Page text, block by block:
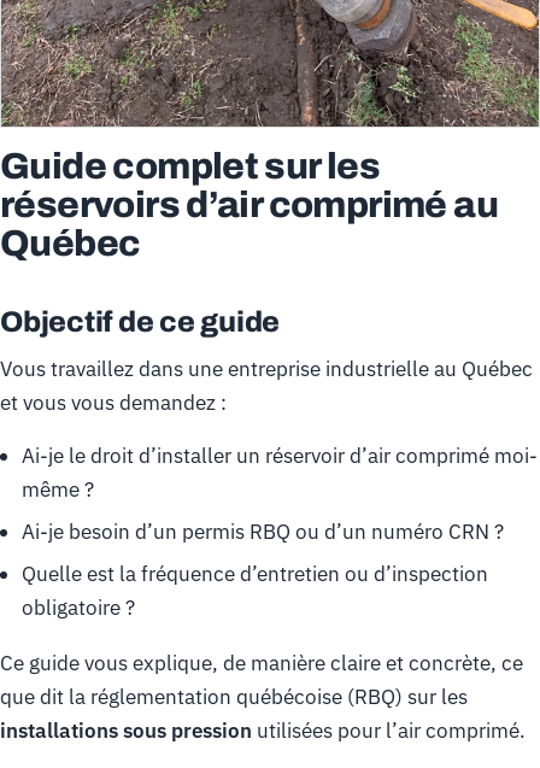
Guide complet sur les
réservoirs d’air comprimé au
Québec
Objectif de ce guide
Vous travaillez dans une entreprise industrielle au Québec
et vous vous demandez :
Ai-je le droit d’installer un réservoir d’air comprimé moi-
même ?
Ai-je besoin d’un permis RBQ ou d’un numéro CRN ?
Quelle est la fréquence d’entretien ou d’inspection
obligatoire ?
Ce guide vous explique, de manière claire et concrète, ce
que dit la réglementation québécoise (RBQ) sur les
installations sous pression utilisées pour l’air comprimé.